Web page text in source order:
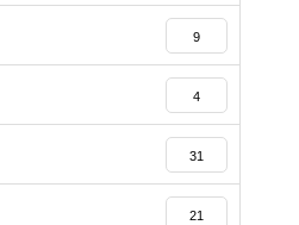
9
4
31
21